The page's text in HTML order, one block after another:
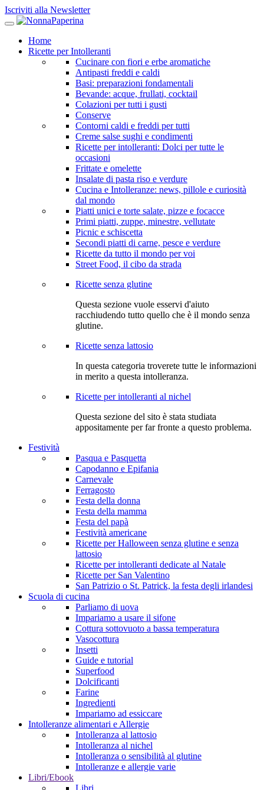
Iscriviti alla Newsletter
Home
Ricette per Intolleranti
Cucinare con fiori e erbe aromatiche
Antipasti freddi e caldi
Basi: preparazioni fondamentali
Bevande: acque, frullati, cocktail
Colazioni per tutti i gusti
Conserve
Contorni caldi e freddi per tutti
Creme salse sughi e condimenti
Ricette per intolleranti: Dolci per tutte le
occasioni
Frittate e omelette
Insalate di pasta riso e verdure
Cucina e Intolleranze: news, pillole e curiosità
dal mondo
Piatti unici e torte salate, pizze e focacce
Primi piatti, zuppe, minestre, vellutate
Picnic e schiscetta
Secondi piatti di carne, pesce e verdure
Ricette da tutto il mondo per voi
Street Food, il cibo da strada
Ricette senza glutine
Questa sezione vuole esservi d'aiuto
racchiudendo tutto quello che è il mondo senza
glutine.
Ricette senza lattosio
In questa categoria troverete tutte le informazioni
in merito a questa intolleranza.
Ricette per intolleranti al nichel
Questa sezione del sito è stata studiata
appositamente per far fronte a questo problema.
Festività
Pasqua e Pasquetta
Capodanno e Epifania
Carnevale
Ferragosto
Festa della donna
Festa della mamma
Festa del papà
Festività americane
Ricette per Halloween senza glutine e senza
lattosio
Ricette per intolleranti dedicate al Natale
Ricette per San Valentino
San Patrizio o St. Patrick, la festa degli irlandesi
Scuola di cucina
Parliamo di uova
Impariamo a usare il sifone
Cottura sottovuoto a bassa temperatura
Vasocottura
Insetti
Guide e tutorial
Superfood
Dolcificanti
Farine
Ingredienti
Impariamo ad essiccare
Intolleranze alimentari e Allergie
Intolleranza al lattosio
Intolleranza al nichel
Intolleranza o sensibilità al glutine
Intolleranze e allergie varie
Libri/Ebook
Libri